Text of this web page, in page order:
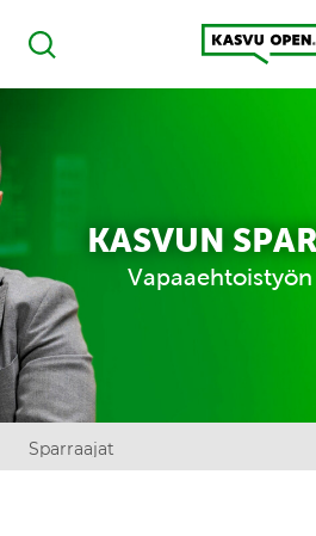
Haku
Kasvu Open
KASVUN
Sparraajat